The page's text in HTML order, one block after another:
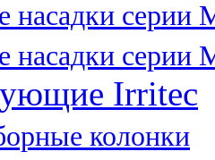
насадки серии
насадки серии
Irritec
колонки